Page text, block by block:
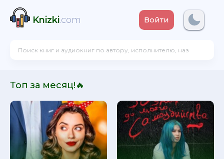
Knizki.com Войти
Топ за месяц!🔥